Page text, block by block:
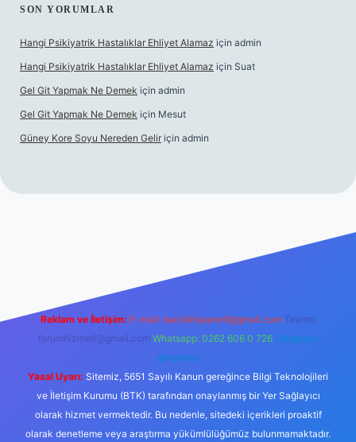
SON YORUMLAR
Hangi Psikiyatrik Hastalıklar Ehliyet Alamaz için admin
Hangi Psikiyatrik Hastalıklar Ehliyet Alamaz için Suat
Gel Git Yapmak Ne Demek için admin
Gel Git Yapmak Ne Demek için Mesut
Güney Kore Soyu Nereden Gelir için admin
Reklam ve İletişim: E-mail: backlinkpaneli@gmail.com Teams:
forumhizmeti@gmail.com Whatsapp: 0262 606 0 726 Telegram:
@karabul
Yasal Uyarı: Sitemiz, 5651 Sayılı Kanun gereğince Bilgi Teknolojileri
ve İletişim Kurumu (BTK) tarafından onaylanmış bir Yer Sağlayıcı
olarak hizmet vermektedir. Bu nedenle, sitedeki içerikleri proaktif
olarak denetleme veya araştırma yükümlülüğümüz bulunmamaktadır.